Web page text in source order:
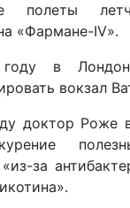
полеты
«Фармане-IV».
в
вокзал
доктор Роже
за